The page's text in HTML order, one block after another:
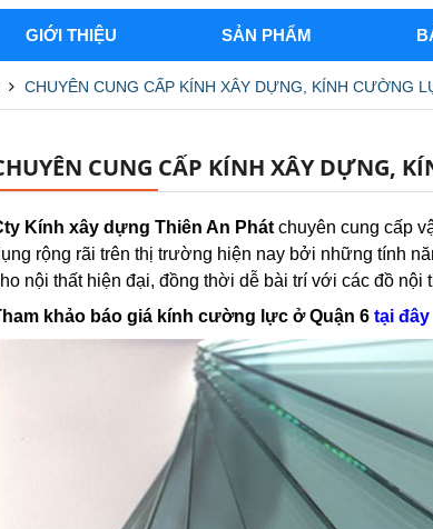
GIỚI THIỆU SẢN PHẨM
CHUYÊN CUNG CẤP KÍNH XÂY DỰNG, KÍNH CƯỜNG
CUNG CẤP KÍNH XÂY DỰNG,
Kính xây dựng Thiên An Phát chuyên cung cấp
rộng rãi trên thị trường hiện nay bởi những tính
nội thất hiện đại, đồng thời dễ bài trí với các đồ nội
khảo báo giá kính cường lực ở Quận 6 tại đây